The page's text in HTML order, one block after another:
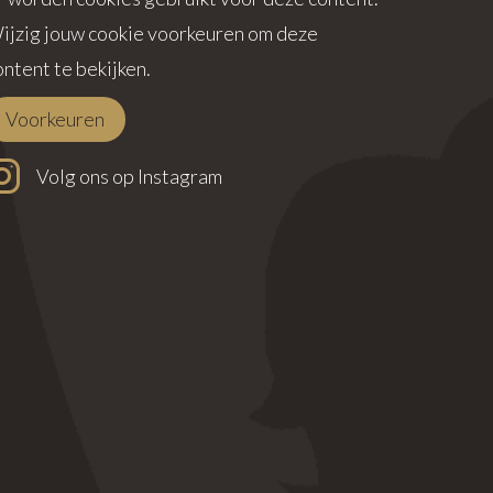
jouw cookie voorkeuren om deze
te bekijken.
Voorkeuren
Volg ons op Instagram